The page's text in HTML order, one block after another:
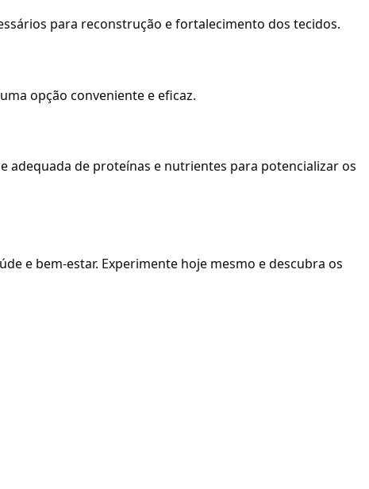
para reconstrução e fortalecimento dos tecidos.
opção conveniente e eficaz.
adequada de proteínas e nutrientes para potencializar os
e bem-estar. Experimente hoje mesmo e descubra os